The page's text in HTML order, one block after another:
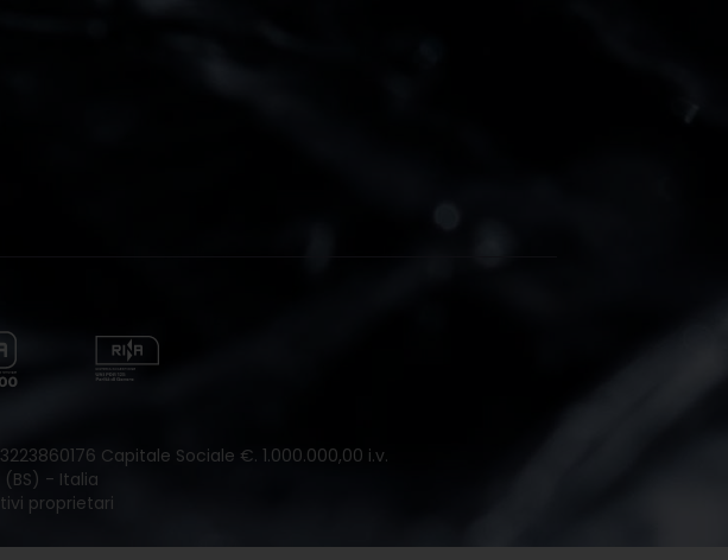
Capitale Sociale €. 1.000.000,00 i.v.
(BS) - Italia
proprietari